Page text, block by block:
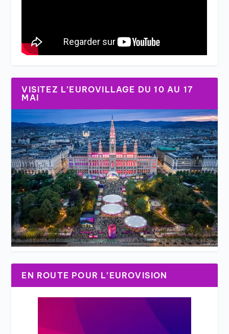
VISITEZ L’EUROVILLAGE DU 10 AU 17
MAI
EN ROUTE POUR L’EUROVISION